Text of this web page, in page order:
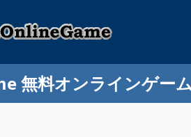
無料オンラインゲー